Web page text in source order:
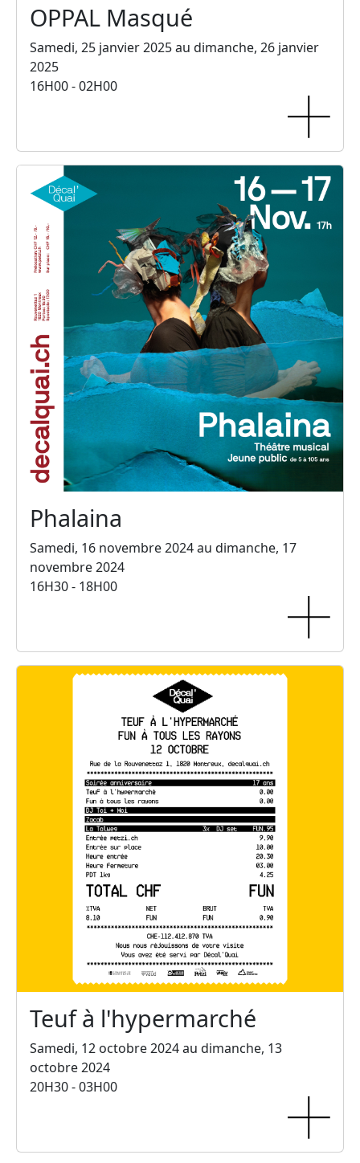
OPPAL Masqué
Samedi, 25 janvier 2025 au dimanche, 26 janvier
2025
16H00 - 02H00
Phalaina
Samedi, 16 novembre 2024 au dimanche, 17
novembre 2024
16H30 - 18H00
Teuf à l'hypermarché
Samedi, 12 octobre 2024 au dimanche, 13
octobre 2024
20H30 - 03H00